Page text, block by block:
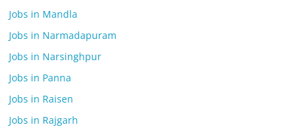
Jobs in Mandla
Jobs in Narmadapuram
Jobs in Narsinghpur
Jobs in Panna
Jobs in Raisen
Jobs in Rajgarh